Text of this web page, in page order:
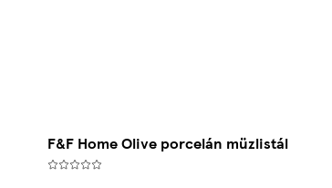
F&F Home Olive porcelán müzlistál